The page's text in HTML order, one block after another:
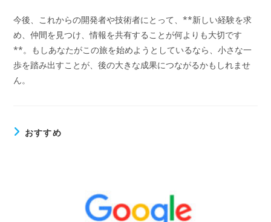
今後、これからの開発者や技術者にとって、**新しい経験を求
め、仲間を見つけ、情報を共有することが何よりも大切です
**。もしあなたがこの旅を始めようとしているなら、小さな一
歩を踏み出すことが、後の大きな成果につながるかもしれませ
ん。
おすすめ